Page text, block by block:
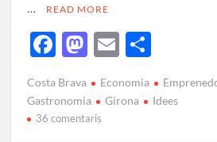
…
READ MORE
F
e
b
M
to
d
E
ail m
Costa Brava Economia
Gastronomia
Girona Idees
36 comentaris